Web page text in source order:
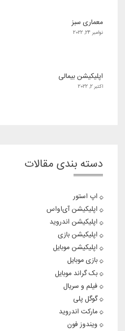
معماری سبز
نوامبر 24, 2022
اپلیکیشن بیمالی
اکتبر 2, 2022
دسته بندی مقالات
اپ استور
اپلیکیشن آی‌او‌اس
اپلیکیشن اندروید
اپلیکیشن بازی
اپلیکیشن موبایل
بازی موبایل
بک گراند موبایل
فیلم و سریال
گوگل پلی
مارکت اندروید
ویندوز فون